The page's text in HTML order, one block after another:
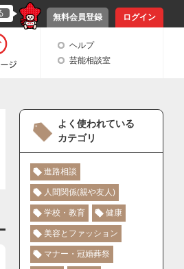
無料会員登録 ログイン
ヘルプ
芸能相談室
よく使われている
カテゴリ
進路相談
人間関係(親や友人)
学校・教育 健康
美容とファッション
マナー・冠婚葬祭